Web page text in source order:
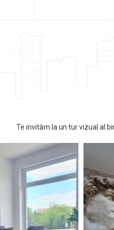
Te invităm la un tur vizual al